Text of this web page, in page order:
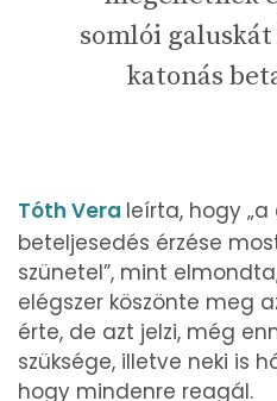
somlói
katonás
Tóth Vera leírta, hogy
beteljesedés érzése
szünetel”, mint
elégszer köszönte meg
érte, de azt jelzi, még
szüksége, illetve neki is
hogy mindenre reagál.